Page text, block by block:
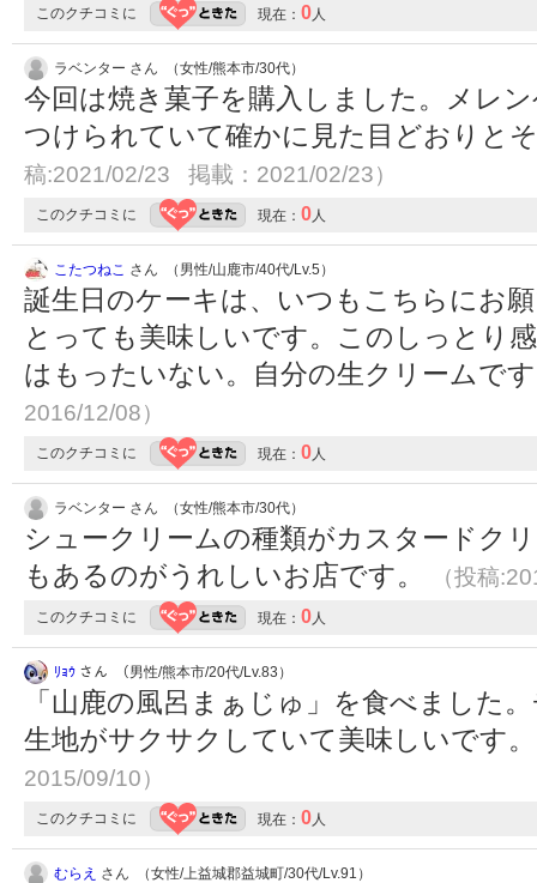
このクチコミに 現在： 0 人
ラベンター さん （女性/熊本市/30代）
今回は焼き菓子を購入しました。メレ
つけられていて確かに見た目どおりと
稿:2021/02/23 掲載：2021/02/23）
このクチコミに 現在： 0 人
こたつねこ さん （男性/山鹿市/40代/Lv.5）
誕生日のケーキは、いつもこちらにお
とっても美味しいです。このしっとり
はもったいない。自分の生クリームで
2016/12/08）
このクチコミに 現在： 0 人
ラベンター さん （女性/熊本市/30代）
シュークリームの種類がカスタードク
もあるのがうれしいお店です。
（投稿
このクチコミに 現在： 0 人
ﾘｮｳ さん （男性/熊本市/20代/Lv.83）
「山鹿の風呂まぁじゅ」を食べました
生地がサクサクしていて美味しいです
2015/09/10）
このクチコミに 現在： 0 人
むらえ さん （女性/上益城郡益城町/30代/Lv.91）